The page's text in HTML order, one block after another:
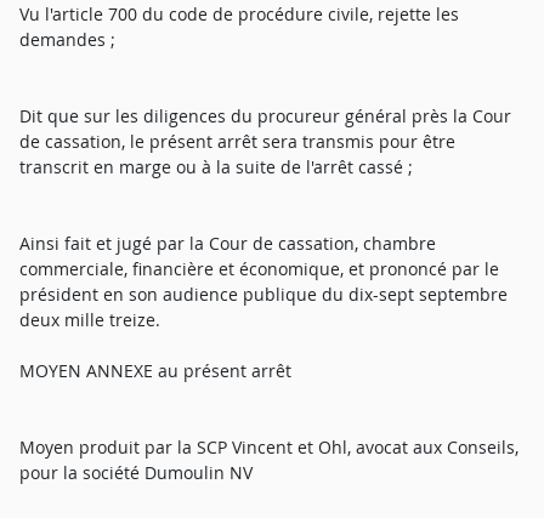
Vu l'article 700 du code de procédure civile, rejette les
demandes ;
Dit que sur les diligences du procureur général près la Cour
de cassation, le présent arrêt sera transmis pour être
transcrit en marge ou à la suite de l'arrêt cassé ;
Ainsi fait et jugé par la Cour de cassation, chambre
commerciale, financière et économique, et prononcé par le
président en son audience publique du dix-sept septembre
deux mille treize.
MOYEN ANNEXE au présent arrêt
Moyen produit par la SCP Vincent et Ohl, avocat aux Conseils,
pour la société Dumoulin NV